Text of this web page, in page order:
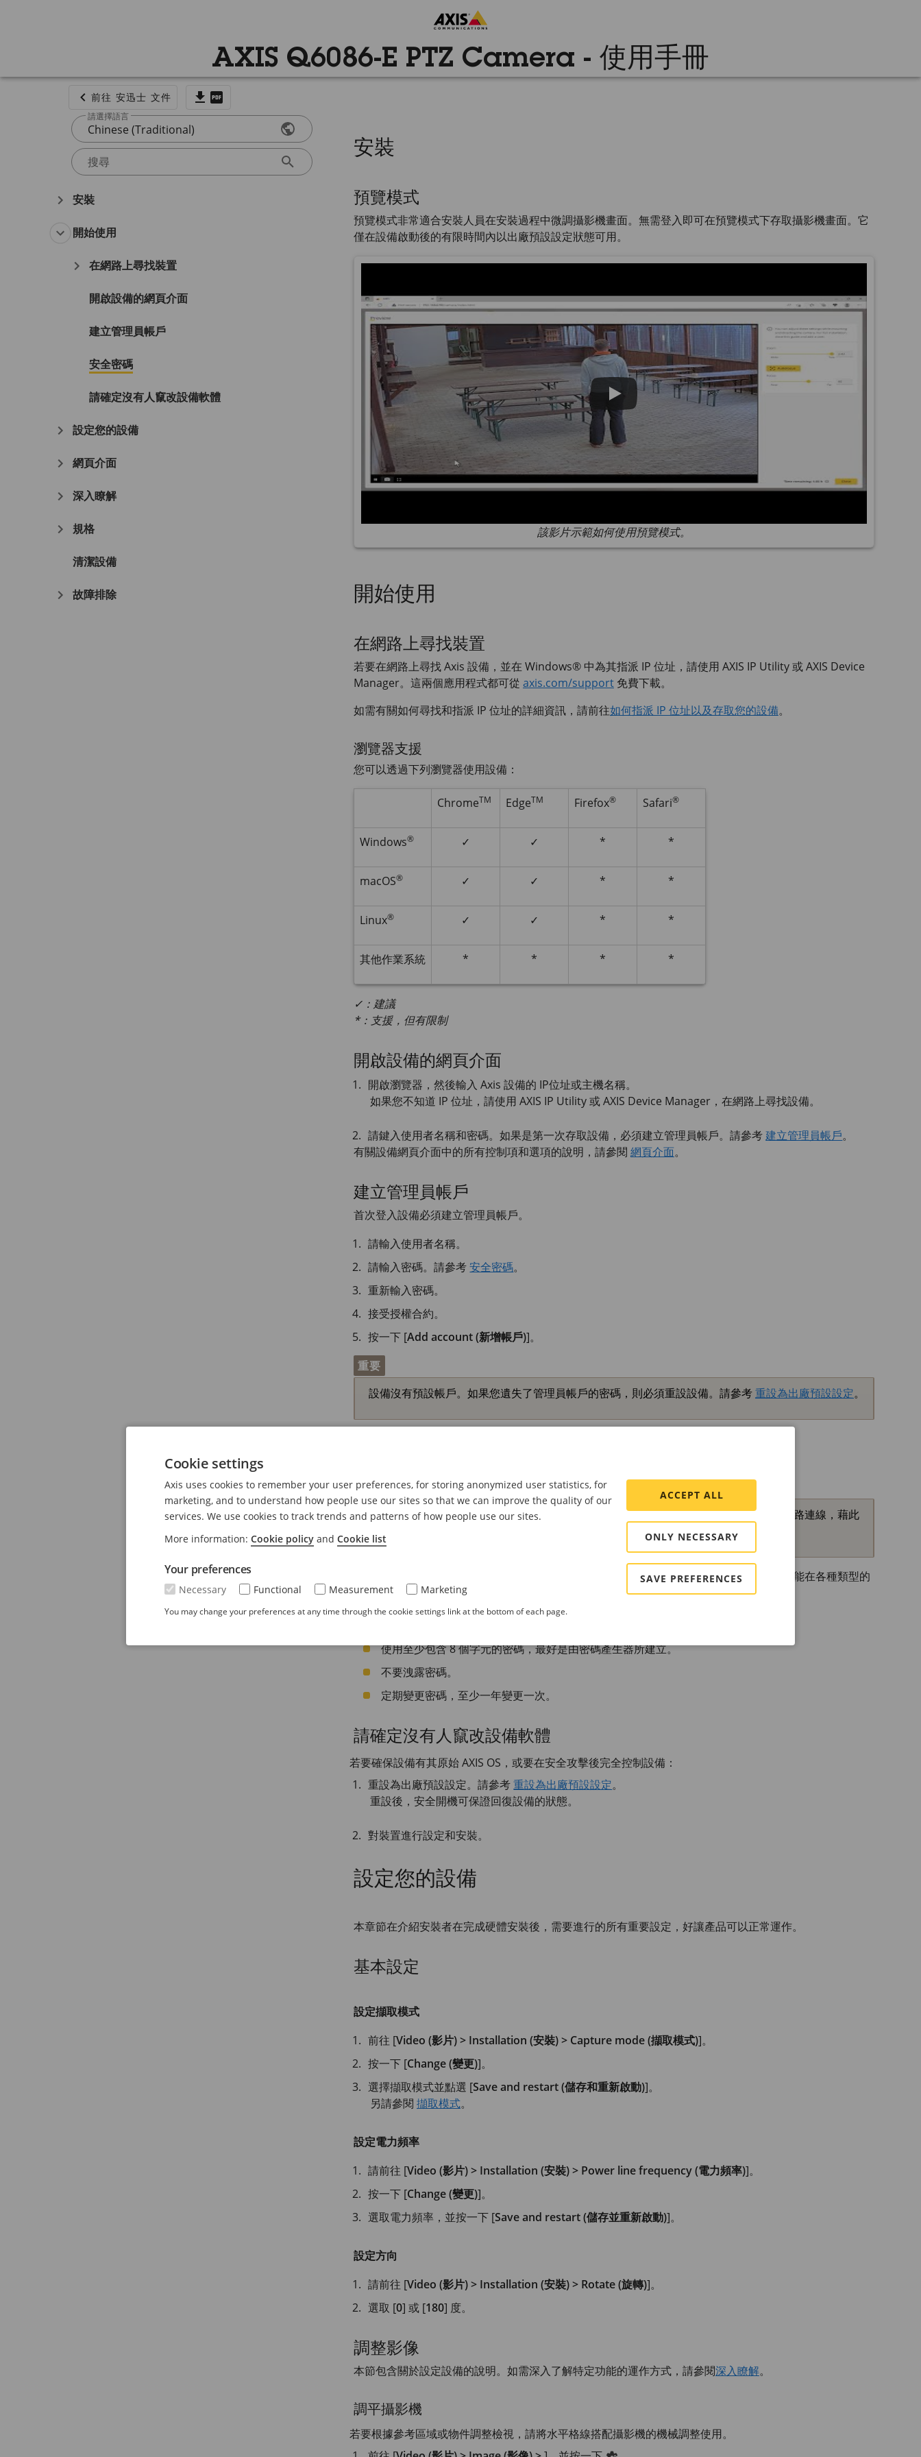
AXIS Q6086-E PTZ Camera - 使用手冊
前往 安迅士 文件
請選擇語言
Chinese (Traditional)
搜尋
安裝
開始使用
在網路上尋找裝置
開啟設備的網頁介面
建立管理員帳戶
安全密碼
請確定沒有人竄改設備軟體
設定您的設備
網頁介面
深入瞭解
規格
清潔設備
故障排除
安裝
預覽模式
預覽模式非常適合安裝人員在安裝過程中微調攝影機畫面。無需登入即可在預覽模式下存取攝影機畫面。它
僅在設備啟動後的有限時間內以出廠預設設定狀態可用。
該影片示範如何使用預覽模式。
開始使用
在網路上尋找裝置
若要在網路上尋找 Axis 設備，並在 Windows® 中為其指派 IP 位址，請使用 AXIS IP Utility 或AXIS Device
Manager。這兩個應用程式都可從 axis.com/support 免費下載。
如需有關如何尋找和指派 IP 位址的詳細資訊，請前往如何指派 IP 位址以及存取您的設備。
瀏覽器支援
您可以透過下列瀏覽器使用設備：
ChromeTM EdgeTM Firefox® Safari®
Windows® ✓ ✓ * *
macOS® ✓ ✓ * *
Linux® ✓ ✓ * *
其他作業系統 * * * *
✓：建議
*：支援，但有限制
開啟設備的網頁介面
開啟瀏覽器，然後輸入 Axis 設備的 IP位址或主機名稱。
如果您不知道 IP 位址，請使用 AXIS IP Utility 或AXIS Device Manager，在網路上尋找設備。
請鍵入使用者名稱和密碼。如果是第一次存取設備，必須建立管理員帳戶。請參考建立管理員帳戶。
有關設備網頁介面中的所有控制項和選項的說明，請參閱 網頁介面。
建立管理員帳戶
首次登入設備必須建立管理員帳戶。
請輸入使用者名稱。
請輸入密碼。請參考安全密碼。
重新輸入密碼。
接受授權合約。
按一下 [Add account (新增帳戶)]。
重要
設備沒有預設帳戶。如果您遺失了管理員帳戶的密碼，則必須重設設備。請參考重設為出廠預設設定。
重要
使用 HTTPS (預設啟用) 透過網路設定密碼或其他敏感設定。HTTPS 支援安全和加密的網路連線，藉此
設備密碼是您的資料和服務的主要保護機制。Axis 裝置不會強制實施密碼原則，因為它們可能在各種類型的
安裝中使用。
為了保護您的資料，我們強烈建議您採取以下措施：
使用至少包含 8 個字元的密碼，最好是由密碼產生器所建立。
不要洩露密碼。
定期變更密碼，至少一年變更一次。
請確定沒有人竄改設備軟體
若要確保設備有其原始 AXIS OS，或要在安全攻擊後完全控制設備：
重設為出廠預設設定。請參考重設為出廠預設設定。
重設後，安全開機可保證回復設備的狀態。
對裝置進行設定和安裝。
設定您的設備
本章節在介紹安裝者在完成硬體安裝後，需要進行的所有重要設定，好讓產品可以正常運作。
基本設定
設定擷取模式
前往 [Video (影片) > Installation (安裝) > Capture mode (擷取模式)]。
按一下 [Change (變更)]。
選擇擷取模式並點選 [Save and restart (儲存和重新啟動)]。
另請參閱 擷取模式。
設定電力頻率
請前往 [Video (影片) > Installation (安裝) > Power line frequency (電力頻率)]。
按一下 [Change (變更)]。
選取電力頻率，並按一下 [Save and restart (儲存並重新啟動)]。
設定方向
請前往 [Video (影片) > Installation (安裝) > Rotate (旋轉)]。
選取 [0] 或 [180] 度。
調整影像
本節包含關於設定設備的說明。如需深入了解特定功能的運作方式，請參閱深入瞭解。
調平攝影機
若要根據參考區域或物件調整檢視，請將水平格線搭配攝影機的機械調整使用。
Cookie settings
Axis uses cookies to remember your user preferences, for storing anonymized user statistics, for
marketing, and to understand how people use our sites so that we can improve the quality of our
services. We use cookies to track trends and patterns of how people use our sites.
More information: Cookie policy and Cookie list
Your preferences
Necessary Functional Measurement Marketing
You may change your preferences at any time through the cookie settings link at the bottom of each page.
ACCEPT ALL
ONLY NECESSARY
SAVE PREFERENCES